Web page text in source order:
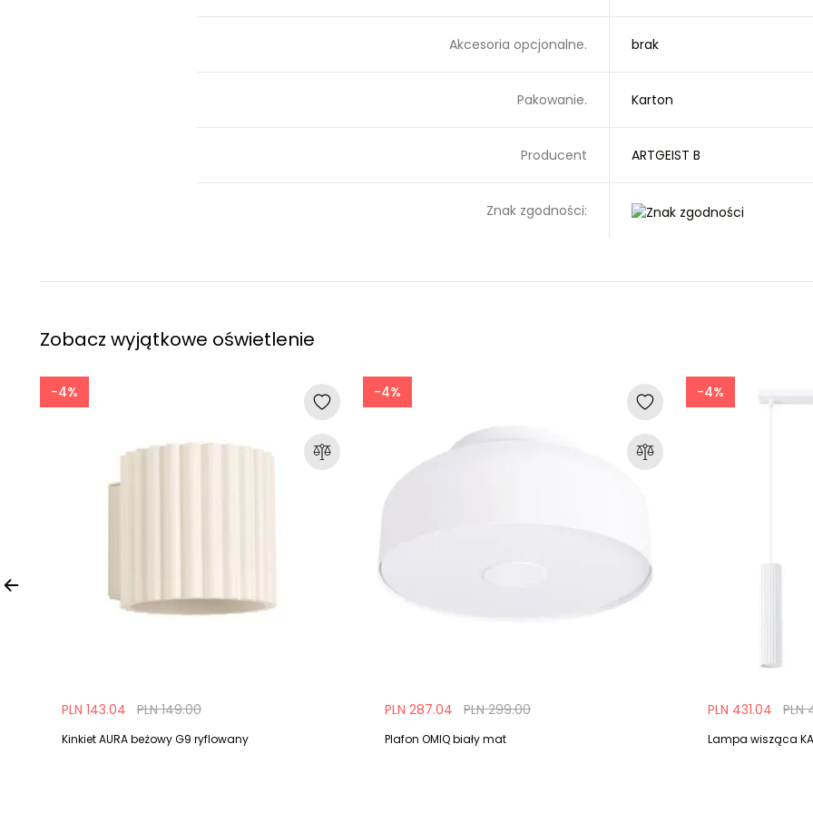
Akcesoria opcjonalne. brak
Pakowanie. Karton
Producent ARTGEIST B
Znak zgodności:
Zobacz wyjątkowe oświetlenie
-4%
PLN 149.00
PLN 143.04
Kinkiet AURA beżowy G9 ryflowany
-4%
PLN 299.00
PLN 287.04
Plafon OMIQ biały mat
-4%
PLN
PLN 431.04
Lampa wisząca